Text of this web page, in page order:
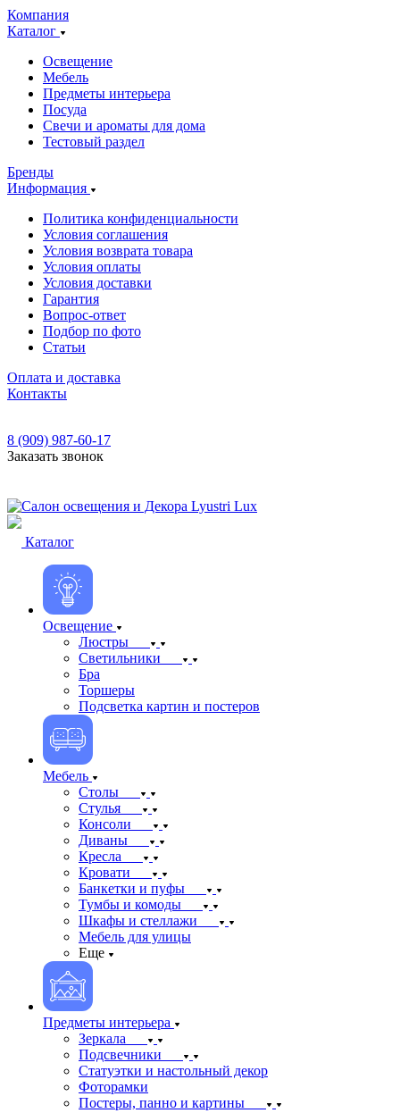
Компания
Каталог
Освещение
Мебель
Предметы интерьера
Посуда
Свечи и ароматы для дома
Тестовый раздел
Бренды
Информация
Политика конфиденциальности
Условия соглашения
Условия возврата товара
Условия оплаты
Условия доставки
Гарантия
Вопрос-ответ
Подбор по фото
Статьи
Оплата и доставка
Контакты
8 (909) 987-60-17
Заказать звонок
Каталог
Освещение
Люстры
Светильники
Бра
Торшеры
Подсветка картин и постеров
Мебель
Столы
Стулья
Консоли
Диваны
Кресла
Кровати
Банкетки и пуфы
Тумбы и комоды
Шкафы и стеллажи
Мебель для улицы
Еще
Предметы интерьера
Зеркала
Подсвечники
Статуэтки и настольный декор
Фоторамки
Постеры, панно и картины